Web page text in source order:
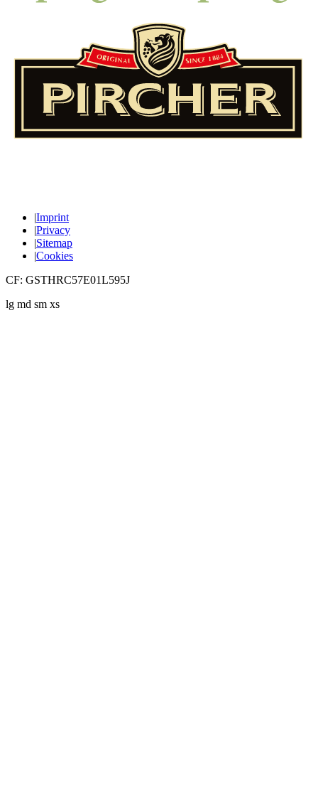
|Imprint
|Privacy
|Sitemap
|Cookies
CF: GSTHRC57E01L595J
lg md sm xs